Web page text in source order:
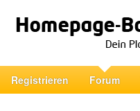
Registrieren Forum